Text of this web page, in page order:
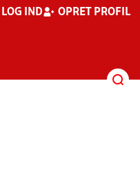
LOG IND OPRET PROFIL